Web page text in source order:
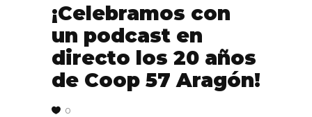
¡Celebramos con
un podcast en
directo los 20 años
de Coop 57 Aragón!
0